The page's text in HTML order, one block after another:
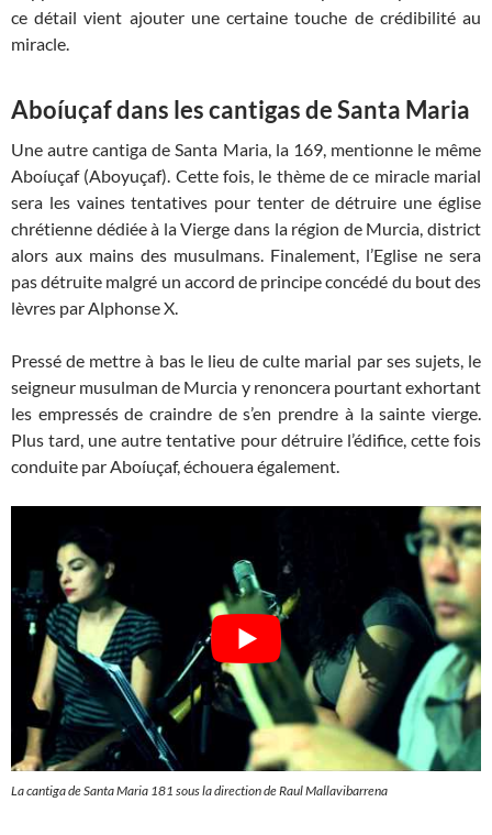
ce détail vient ajouter une certaine touche de crédibilité au
miracle.
Aboíuçaf dans les cantigas de Santa Maria
Une autre cantiga de Santa Maria, la 169, mentionne le même
Aboíuçaf (Aboyuçaf). Cette fois, le thème de ce miracle marial
sera les vaines tentatives pour tenter de détruire une église
chrétienne dédiée à la Vierge dans la région de Murcia, district
alors aux mains des musulmans. Finalement, l’Eglise ne sera
pas détruite malgré un accord de principe concédé du bout des
lèvres par Alphonse X.
Pressé de mettre à bas le lieu de culte marial par ses sujets, le
seigneur musulman de Murcia y renoncera pourtant exhortant
les empressés de craindre de s’en prendre à la sainte vierge.
Plus tard, une autre tentative pour détruire l’édifice, cette fois
conduite par Aboíuçaf, échouera également.
La cantiga de Santa Maria 181 sous la direction de Raul Mallavibarrena